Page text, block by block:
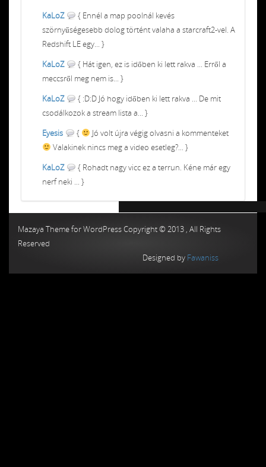
KaLoZ
{ Ennél a map poolnál kevés
szörnyűségesebb dolog történt valaha a starcraft2-vel. A
Redshift LE egy... }
KaLoZ
{ Hát igen, ez is időben ki lett rakva ... Erről a
meccsről meg nem is... }
KaLoZ
{ :D:D Jó hogy időben ki lett rakva ... De mit
csodálkozok a stream lista a... }
Eyesis
{
Jó volt újra végig olvasni a kommenteket
Valakinek nincs meg a video esetleg?... }
KaLoZ
{ Rohadt nagy vicc ez a terrun. Kéne már egy
nerf neki ... }
Mazaya Theme for WordPress Copyright © 2013 , All Rights
Reserved
Designed by Fawaniss